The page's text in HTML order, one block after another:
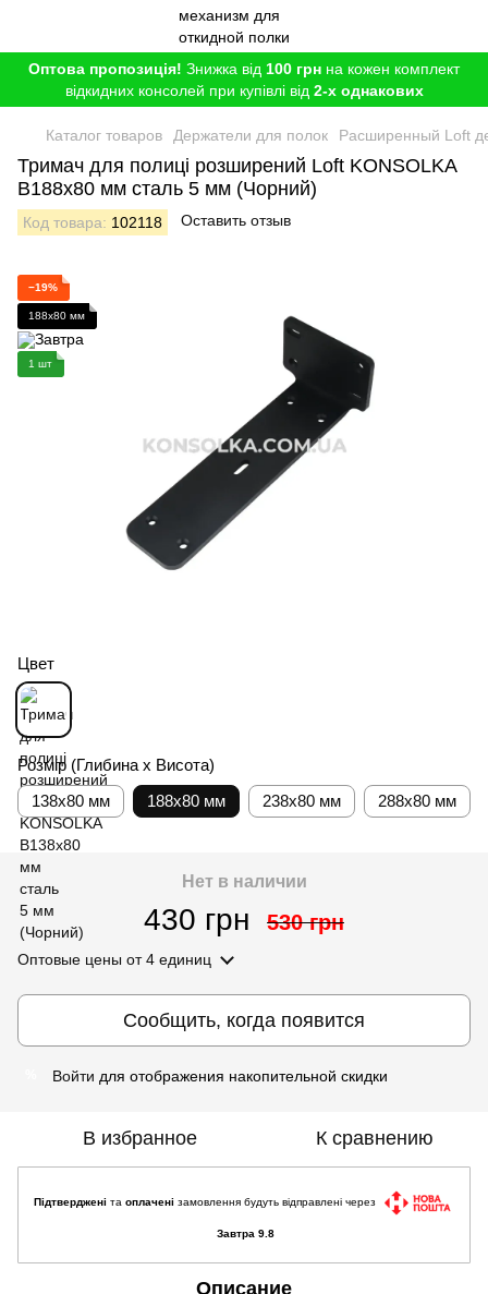
Оптова пропозиція! Знижка від 100 грн на кожен комплект
відкидних консолей при купівлі від 2-х однакових
Каталог товаров Держатели для полок Расширенный Loft
Тримач для полиці розширений Loft KONSOLKA
B188x80 мм сталь 5 мм (Чорний)
Код товара: 102118 Оставить отзыв
−19%
188x80 мм
1 шт
Цвет
Розмір (Глибина х Висота)
138x80 мм
188x80 мм 238x80 мм 288x80 мм
Нет в наличии
430 грн 530 грн
Оптовые цены от 4 единиц
Сообщить, когда появится
Войти для отображения накопительной скидки
В избранное К сравнению
Підтверджені та оплачені замовлення будуть відправлені через
Завтра 9.8
Описание